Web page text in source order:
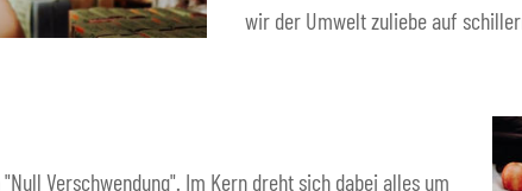
wir der Umwelt zuliebe auf
Verschwendung". Im Kern dreht sich dabei alles um